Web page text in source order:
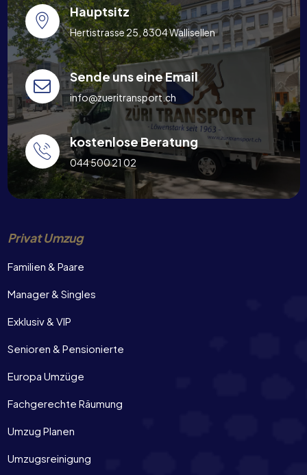
Hauptsitz
Hertistrasse 25, 8304 Wallisellen
Sende uns eine Email
info@zueritransport.ch
kostenlose Beratung
044 500 21 02
Privat Umzug
Familien & Paare
Manager & Singles
Exklusiv & VIP
Senioren & Pensionierte
Europa Umzüge
Fachgerechte Räumung
Umzug Planen
Umzugsreinigung